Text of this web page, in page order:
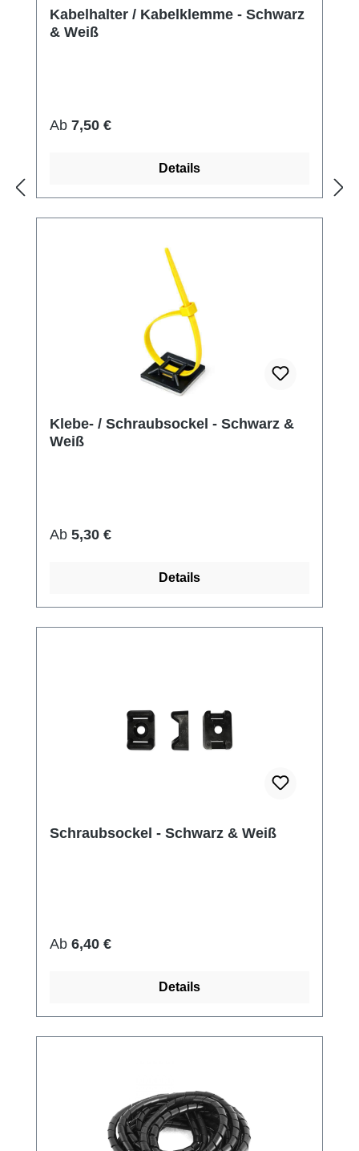
Kabelhalter / Kabelklemme - Schwarz
& Weiß
Regulärer Preis:
Ab 7,50 €
Details
Klebe- / Schraubsockel - Schwarz &
Weiß
Regulärer Preis:
Ab 5,30 €
Details
Schraubsockel - Schwarz & Weiß
Regulärer Preis:
Ab 6,40 €
Details